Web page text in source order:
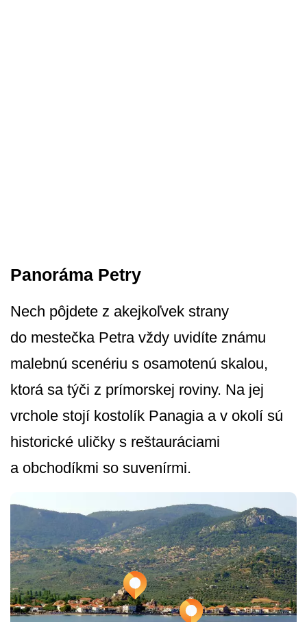
Panoráma Petry
Nech pôjdete z akejkoľvek strany
do mestečka Petra vždy uvidíte známu
malebnú scenériu s osamotenú skalou,
ktorá sa týči z prímorskej roviny. Na jej
vrchole stojí kostolík Panagia a v okolí sú
historické uličky s reštauráciami
a obchodíkmi so suvenírmi.